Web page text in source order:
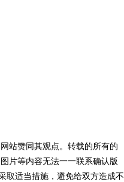
站赞同其观点。转载的所有的
片等内容无法一一联系确认版
取适当措施，避免给双方造成不